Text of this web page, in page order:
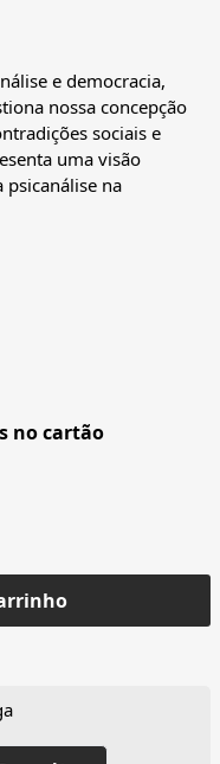
e democracia,
nossa concepção
sociais e
uma visão
psicanálise na
no cartão